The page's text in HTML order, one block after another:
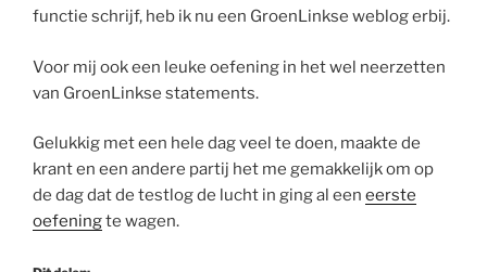
functie schrijf, heb ik nu een GroenLinkse weblog erbij.
Voor mij ook een leuke oefening in het wel neerzetten
van GroenLinkse statements.
Gelukkig met een hele dag veel te doen, maakte de
krant en een andere partij het me gemakkelijk om op
de dag dat de testlog de lucht in ging al een eerste
oefeningte wagen.